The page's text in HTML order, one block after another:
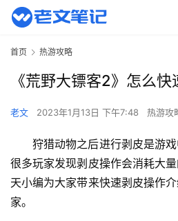
首页 热游攻略
《荒野大镖客2》怎么快
老文 2023年1月13日 下午7:48 热游攻
狩猎动物之后进行剥皮是游
很多玩家发现剥皮操作会消耗大
天小编为大家带来快速剥皮操作
家。